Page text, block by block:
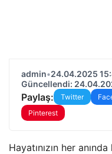
admin•24.04.2025
Güncellendi:
Paylaş: Twitter
Pinterest
Hayatınızın her